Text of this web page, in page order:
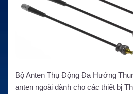
Bộ Anten Thụ Động Đa Hướng
anten ngoài dành cho các thiết bị